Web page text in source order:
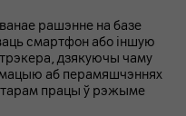
рашэнне на базе
смартфон або іншую
дзякуючы чаму
аб перамяшчэннях
працы ў рэжыме